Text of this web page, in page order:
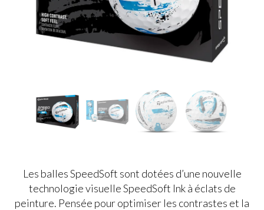
Les balles SpeedSoft sont dotées d’une nouvelle
technologie visuelle SpeedSoft Ink à éclats de
peinture. Pensée pour optimiser les contrastes et la